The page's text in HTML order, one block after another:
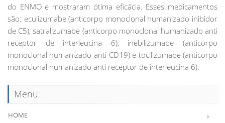
do ENMO e mostraram ótima eficácia. Esses medicamentos
são: eculizumabe (anticorpo monoclonal humanizado inibidor
de C5), satralizumabe (anticorpo monoclonal humanizado anti
receptor de interleucina 6), inebilizumabe (anticorpo
monoclonal humanizado anti-CD19) e tocilizumabe (anticorpo
monoclonal humanizado anti receptor de interleucina 6).
Menu
HOME